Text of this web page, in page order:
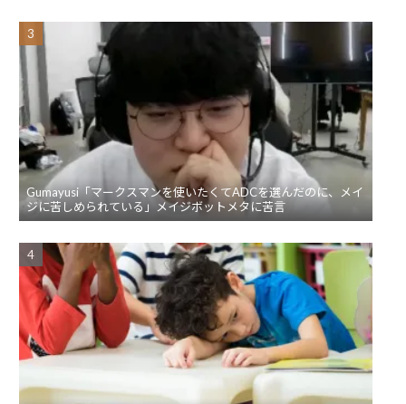
Gumayusi「マークスマンを使いたくてADCを選んだのに、メイ
ジに苦しめられている」メイジボットメタに苦言